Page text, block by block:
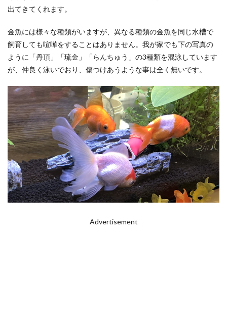
出てきてくれます。
金魚には様々な種類がいますが、異なる種類の金魚を同じ水槽で
飼育しても喧嘩をすることはありません。我が家でも下の写真の
ように「丹頂」「琉金」「らんちゅう」の3種類を混泳しています
が、仲良く泳いでおり、傷つけあうような事は全く無いです。
Advertisement